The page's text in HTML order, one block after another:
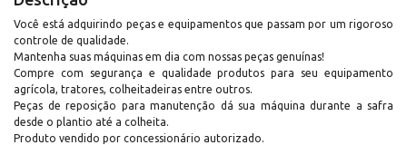
Você está adquirindo peças e equipamentos que passam por um rigoroso
controle de qualidade.
Mantenha suas máquinas em dia com nossas peças genuínas!
Compre com segurança e qualidade produtos para seu equipamento
agrícola, tratores, colheitadeiras entre outros.
Peças de reposição para manutenção dá sua máquina durante a safra
desde o plantio até a colheita.
Produto vendido por concessionário autorizado.